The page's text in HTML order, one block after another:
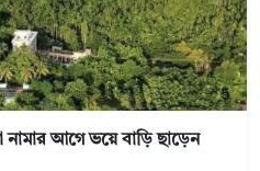
আগে ভয়ে বাড়ি ছাড়েন